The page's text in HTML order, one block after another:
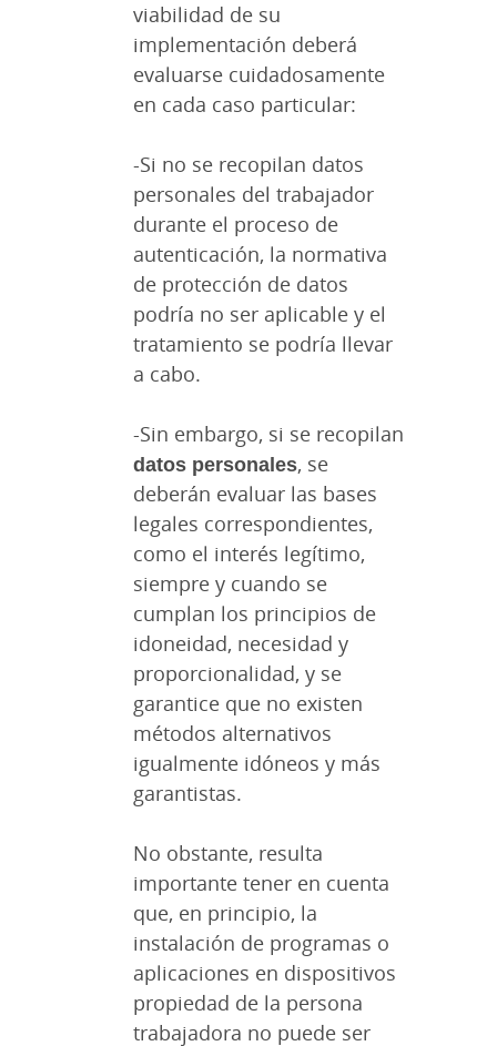
viabilidad de su
implementación deberá
evaluarse cuidadosamente
en cada caso particular:
-Si no se recopilan datos
personales del trabajador
durante el proceso de
autenticación, la normativa
de protección de datos
podría no ser aplicable y el
tratamiento se podría llevar
a cabo.
-Sin embargo, si se recopilan
datos personales, se
deberán evaluar las bases
legales correspondientes,
como el interés legítimo,
siempre y cuando se
cumplan los principios de
idoneidad, necesidad y
proporcionalidad, y se
garantice que no existen
métodos alternativos
igualmente idóneos y más
garantistas.
No obstante, resulta
importante tener en cuenta
que, en principio, la
instalación de programas o
aplicaciones en dispositivos
propiedad de la persona
trabajadora no puede ser